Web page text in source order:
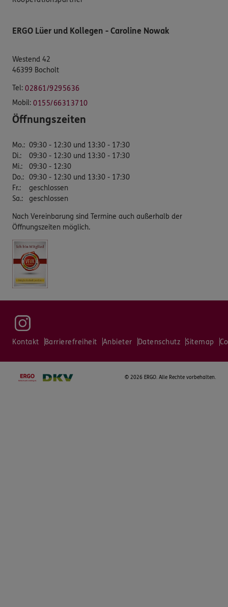
ERGO Lüer und Kollegen - Caroline Nowak
Westend 42
46399 Bocholt
Tel: 02861/9295636
Mobil: 0155/66313710
Öffnungszeiten
Mo.: 09:30 - 12:30 und 13:30 - 17:30
Di.:
09:30 - 12:30 und 13:30 - 17:30
Mi.:
09:30 - 12:30
Do.: 09:30 - 12:30 und 13:30 - 17:30
Fr.:
geschlossen
Sa.: geschlossen
Nach Vereinbarung sind Termine auch außerhalb der
Öffnungszeiten möglich.
Kontakt Barrierefreiheit Anbieter Datenschutz Sitemap
© 2026 ERGO. Alle Rechte vorbehalten.